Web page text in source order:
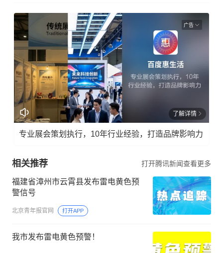
广告
了解详情
专业展会策划执行，10年行业经验，打造品牌影响力
相关推荐 打开腾讯新闻查看更多
福建省漳州市云霄县发布雷电黄色预
警信号
北京青年报官网 打开APP
我市发布雷电黄色预警！